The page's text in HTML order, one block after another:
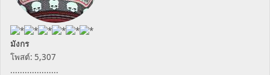
มังกร
โพสต์: 5,307
....................